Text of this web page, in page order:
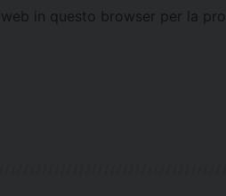
in questo browser per la